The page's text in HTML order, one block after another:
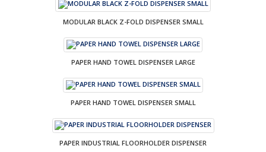
MODULAR BLACK Z-FOLD DISPENSER SMALL
PAPER HAND TOWEL DISPENSER LARGE
PAPER HAND TOWEL DISPENSER SMALL
PAPER INDUSTRIAL FLOORHOLDER DISPENSER